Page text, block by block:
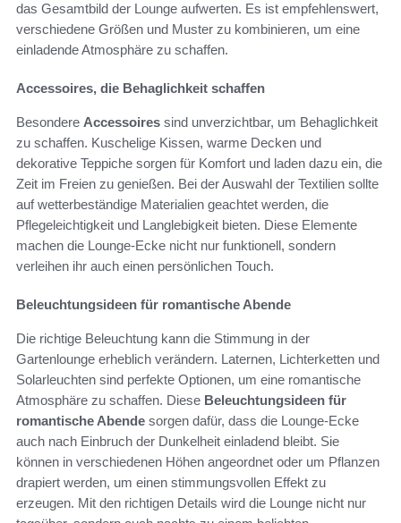
das Gesamtbild der Lounge aufwerten. Es ist empfehlenswert,
verschiedene Größen und Muster zu kombinieren, um eine
einladende Atmosphäre zu schaffen.
Accessoires, die Behaglichkeit schaffen
Besondere Accessoires sind unverzichtbar, um Behaglichkeit
zu schaffen. Kuschelige Kissen, warme Decken und
dekorative Teppiche sorgen für Komfort und laden dazu ein, die
Zeit im Freien zu genießen. Bei der Auswahl der Textilien sollte
auf wetterbeständige Materialien geachtet werden, die
Pflegeleichtigkeit und Langlebigkeit bieten. Diese Elemente
machen die Lounge-Ecke nicht nur funktionell, sondern
verleihen ihr auch einen persönlichen Touch.
Beleuchtungsideen für romantische Abende
Die richtige Beleuchtung kann die Stimmung in der
Gartenlounge erheblich verändern. Laternen, Lichterketten und
Solarleuchten sind perfekte Optionen, um eine romantische
Atmosphäre zu schaffen. Diese Beleuchtungsideen für
romantische Abende sorgen dafür, dass die Lounge-Ecke
auch nach Einbruch der Dunkelheit einladend bleibt. Sie
können in verschiedenen Höhen angeordnet oder um Pflanzen
drapiert werden, um einen stimmungsvollen Effekt zu
erzeugen. Mit den richtigen Details wird die Lounge nicht nur